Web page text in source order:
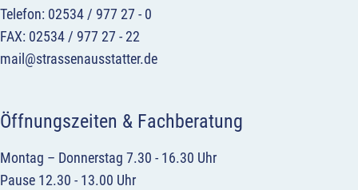
Telefon: 02534 / 977 27 - 0
FAX: 02534 / 977 27 - 22
mail@strassenausstatter.de
Öffnungszeiten & Fachberatung
Montag – Donnerstag 7.30 - 16.30 Uhr
Pause 12.30 - 13.00 Uhr